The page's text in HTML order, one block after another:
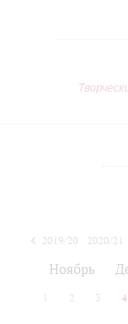
2019/20 2020/21
Ноябрь
2 3 4